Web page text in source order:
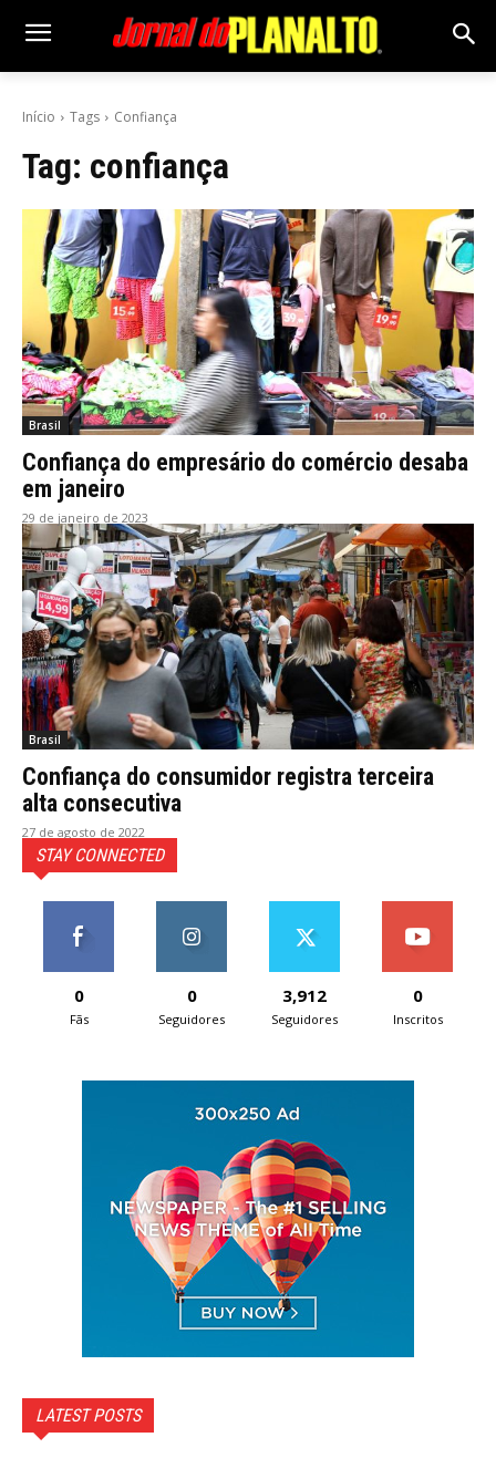
Início Tags Confiança
Tag: confiança
Brasil
Confiança do empresário do comércio desaba
em janeiro
29 de janeiro de 2023
Brasil
Confiança do consumidor registra terceira
alta consecutiva
27 de agosto de 2022
STAY CONNECTED
0
Fãs
0
Seguidores
3,912
Seguidores
0
Inscritos
LATEST POSTS